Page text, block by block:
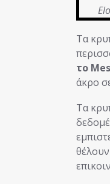
Τα
το
άκρο
Τα